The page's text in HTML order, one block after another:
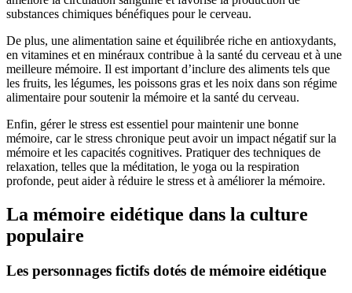
substances chimiques bénéfiques pour le cerveau.
De plus, une alimentation saine et équilibrée riche en antioxydants,
en vitamines et en minéraux contribue à la santé du cerveau et à une
meilleure mémoire. Il est important d’inclure des aliments tels que
les fruits, les légumes, les poissons gras et les noix dans son régime
alimentaire pour soutenir la mémoire et la santé du cerveau.
Enfin, gérer le stress est essentiel pour maintenir une bonne
mémoire, car le stress chronique peut avoir un impact négatif sur la
mémoire et les capacités cognitives. Pratiquer des techniques de
relaxation, telles que la méditation, le yoga ou la respiration
profonde, peut aider à réduire le stress et à améliorer la mémoire.
La mémoire eidétique dans la culture
populaire
Les personnages fictifs dotés de mémoire eidétique